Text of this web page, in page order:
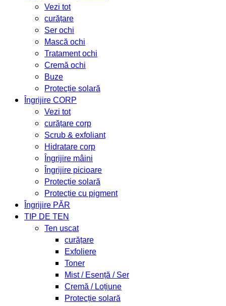
Vezi tot
curățare
Ser ochi
Mască ochi
Tratament ochi
Cremă ochi
Buze
Protecție solară
Îngrijire CORP
Vezi tot
curățare corp
Scrub & exfoliant
Hidratare corp
Îngrijire mâini
Îngrijire picioare
Protecție solară
Protecție cu pigment
Îngrijire PĂR
TIP DE TEN
Ten uscat
curățare
Exfoliere
Toner
Mist / Esență / Ser
Cremă / Loțiune
Protecție solară